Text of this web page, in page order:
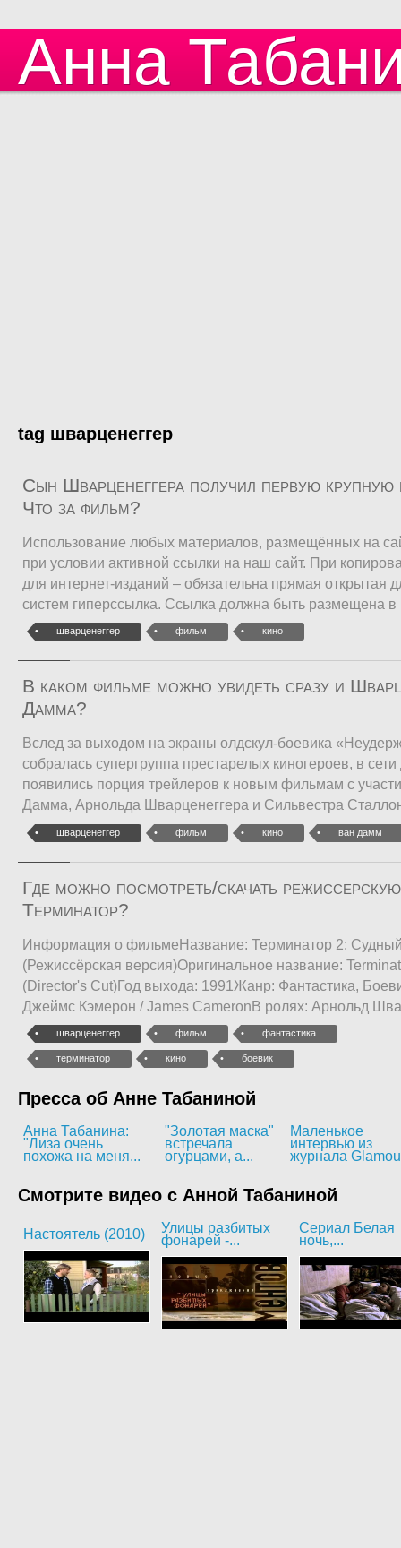
Анна
tag шварценеггер
Сын Шварценеггера получил первую крупную
Что за фильм?
Использование любых материалов, размещённых на
при условии активной ссылки на наш сайт. При
для интернет-изданий – обязательна прямая открытая
систем гиперссылка. Ссылка должна быть размещена в
шварценеггер фильм кино
В каком фильме можно увидеть сразу и
Дамма?
Вслед за выходом на экраны олдскул-боевика
собралась супергруппа престарелых киногероев, в сети
появились порция трейлеров к новым фильмам с
Дамма, Арнольда Шварценеггера и Сильвестра
шварценеггер фильм кино ван дамм
Где можно посмотреть/скачать
Терминатор?
Информация о фильмеНазвание: Терминатор 2:
(Режиссёрская версия)Оригинальное название:
(Director's Cut)Год выхода: 1991Жанр: Фантастика,
Джеймс Кэмерон / James CameronВ ролях: Арнольд
шварценеггер фильм фантастика
терминатор кино боевик
Пресса об Анне Табаниной
Анна Табанина:
"Лиза очень
похожа на меня...
"Золотая маска"
встречала
огурцами, а...
Маленькое
интервью из
журнала
Смотрите видео с Анной Табаниной
Настоятель (2010)
Улицы разбитых
фонарей -...
Сериал Белая
ночь,...